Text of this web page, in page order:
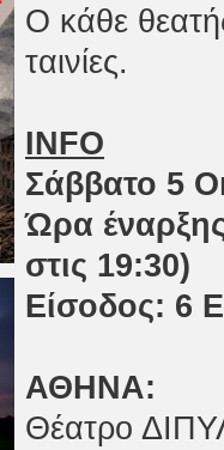
Ο κάθε
ταινίες.
INFO
Σάββατο 5
Ώρα
στις 19:30)
Είσοδος: 6
ΑΘΗΝΑ:
Θέατρο